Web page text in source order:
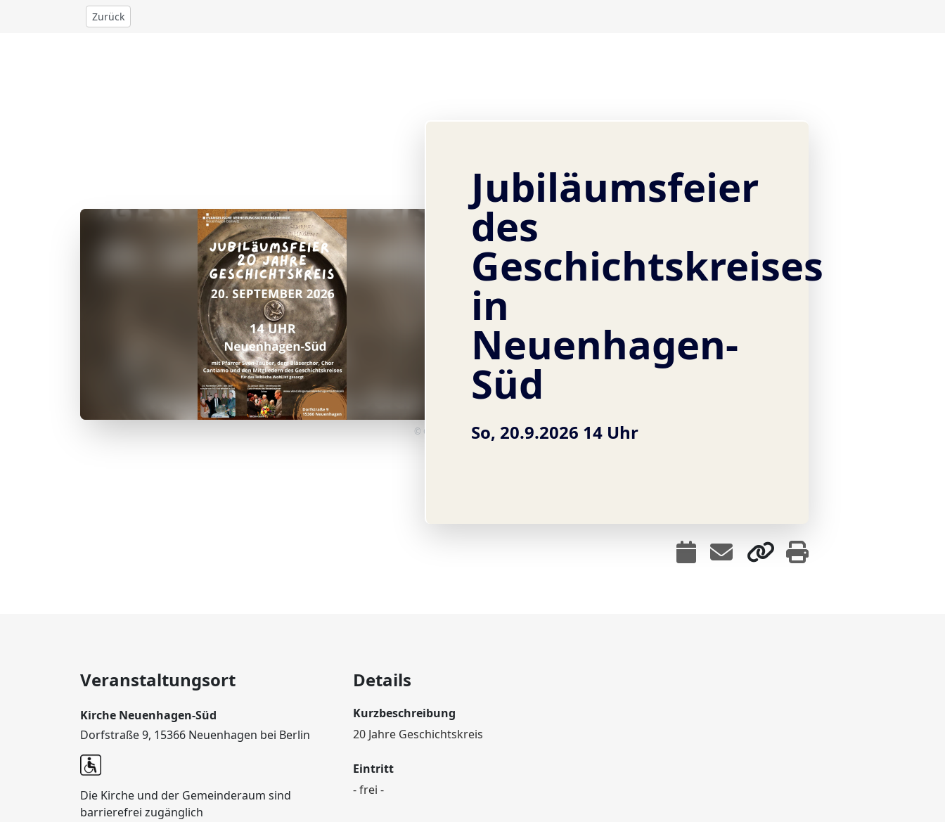
Zurück
© Gemeinde
Jubiläumsfeier
des
Geschichtskreises
in
Neuenhagen-
Süd
So, 20.9.2026 14 Uhr
Veranstaltungsort
Kirche Neuenhagen-Süd
Dorfstraße 9, 15366 Neuenhagen bei Berlin
Die Kirche und der Gemeinderaum sind
barrierefrei zugänglich
Details
Kurzbeschreibung
20 Jahre Geschichtskreis
Eintritt
- frei -